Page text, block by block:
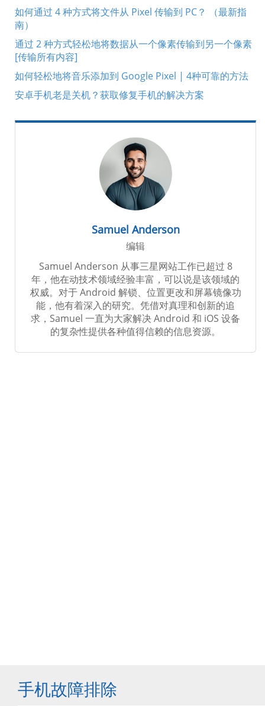
手机故障排除
如何通过 4 种方式将文件从 Pixel 传输到 PC？ （最新指
南）
通过 2 种方式轻松地将数据从一个像素传输到另一个像素
[传输所有内容]
如何轻松地将音乐添加到 Google Pixel | 4种可靠的方法
安卓手机老是关机？获取修复手机的解决方案
Samuel Anderson
编辑
Samuel Anderson 从事三星网站工作已超过 8
年，他在动技术领域经验丰富，可以说是该领域的
权威。对于 Android 解锁、位置更改和屏幕镜像功
能，他有着深入的研究。凭借对真理和创新的追
求，Samuel 一直为大家解决 Android 和 iOS 设备
的复杂性提供各种值得信赖的信息资源。